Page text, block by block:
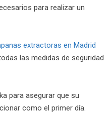
para realizar un
extractoras en Madrid
las medidas de seguridad
para asegurar que su
como el primer día.